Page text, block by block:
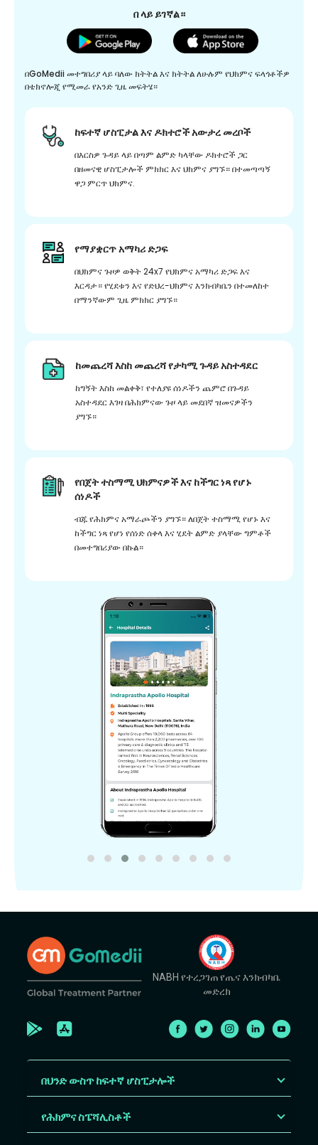
በ ላይ ይገኛል።
በGoMedii መተግበሪያ ላይ ባለው ክትትል እና ክትትል ለሁሉም የህክምና ፍላጎቶችዎ
በቴክኖሎጂ የሚመራ የአንድ ጊዜ መፍትሄ።
ከፍተኛ ሆስፒታል እና ዶክተሮች አውታረ መረቦች
በእርስዎ ጉዳይ ላይ በጣም ልምድ ካላቸው ዶክተሮች ጋር
በዘመናዊ ሆስፒታሎች ምክክር እና ህክምና ያግኙ። በተመጣጣኝ
ዋጋ ምርጥ ህክምና.
የማያቋርጥ አማካሪ ድጋፍ
በህክምና ጉዞዎ ወቅት 24x7 የህክምና አማካሪ ድጋፍ እና
እርዳታ። የሂደቱን እና የድህረ-ህክምና እንክብካቤን በተመለከተ
በማንኛውም ጊዜ ምክክር ያግኙ።
ከመጨረሻ እስከ መጨረሻ የታካሚ ጉዳይ አስተዳደር
ከግኝት እስከ መልቀቅ፣ የተለያዩ ሰነዶችን ጨምሮ በጉዳይ
አስተዳደር እገዛ በሕክምናው ጉዞ ላይ መደበኛ ዝመናዎችን
ያግኙ።
የበጀት ተስማሚ ህክምናዎች እና ከችግር ነጻ የሆኑ
ሰነዶች
ብጁ የሕክምና አማራጮችን ያግኙ። ለበጀት ተስማሚ የሆኑ እና
ከችግር ነጻ የሆነ የሰነድ ሰቀላ እና ሂደት ልምድ ያላቸው ግምቶች
በመተግበሪያው በኩል።
NABH የተረጋገጠ የጤና እንክብካቤ
መድረክ
በህንድ ውስጥ ከፍተኛ ሆስፒታሎች
የሕክምና ስፔሻሊስቶች